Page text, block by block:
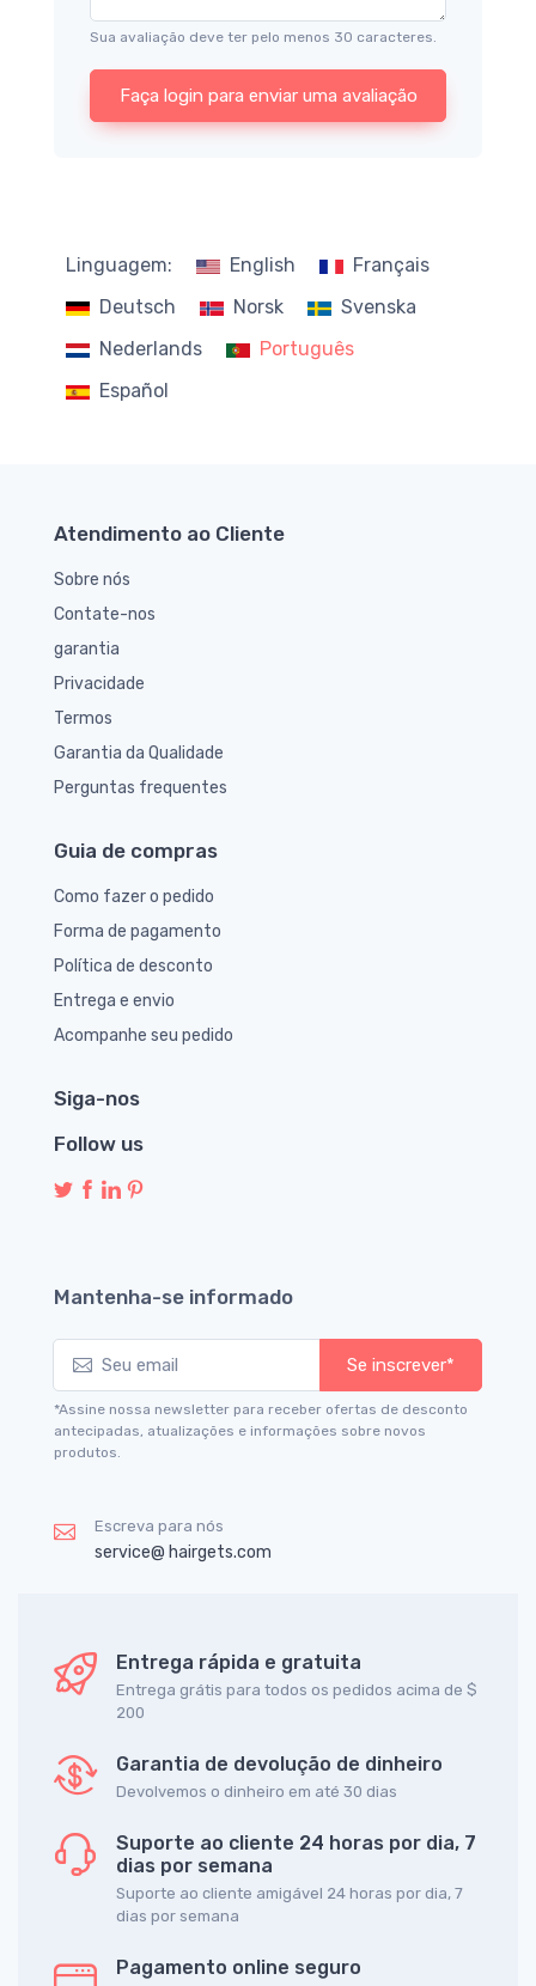
Sua avaliação deve ter pelo menos 30 caracteres.
Faça login para enviar uma avaliação
Linguagem: English
Français
Deutsch
Norsk
Svenska
Nederlands
Português
Español
Atendimento ao Cliente
Sobre nós
Contate-nos
garantia
Privacidade
Termos
Garantia da Qualidade
Perguntas frequentes
Guia de compras
Como fazer o pedido
Forma de pagamento
Política de desconto
Entrega e envio
Acompanhe seu pedido
Siga-nos
Follow us
Mantenha-se informado
Se inscrever*
*Assine nossa newsletter para receber ofertas de desconto
antecipadas, atualizações e informações sobre novos
produtos.
Escreva para nós
service@ hairgets.com
Entrega rápida e gratuita
Entrega grátis para todos os pedidos acima de $
200
Garantia de devolução de dinheiro
Devolvemos o dinheiro em até 30 dias
Suporte ao cliente 24 horas por dia, 7
dias por semana
Suporte ao cliente amigável 24 horas por dia, 7
dias por semana
Pagamento online seguro